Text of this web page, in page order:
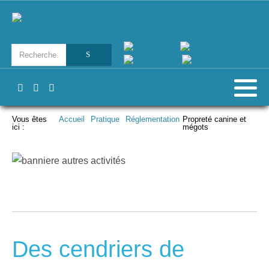
Vous êtes
ici :
Accueil Pratique Réglementation Propreté canine et
mégots
Des cendriers de